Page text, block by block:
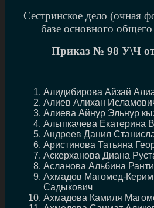
Сестринское дело (очная
базе основного
Приказ № 98 У\Ч
Алидибирова Айзай
Алиев Алихан
Алиева Айнур Эльнур
Алыпкачева Екатерина
Андреев Данил
Аристинова Татьяна
Аскерханова Диана
Асланова Альбина
Ахмадов Магомед-
Садыкович
Ахмадова Камиля